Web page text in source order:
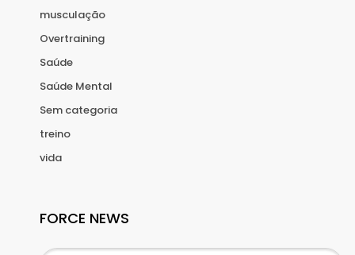
musculação
Overtraining
Saúde
Saúde Mental
Sem categoria
treino
vida
FORCE NEWS